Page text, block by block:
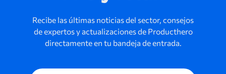
Recibe las últimas noticias del sector, consejos
de expertos y actualizaciones de Producthero
directamente en tu bandeja de entrada.